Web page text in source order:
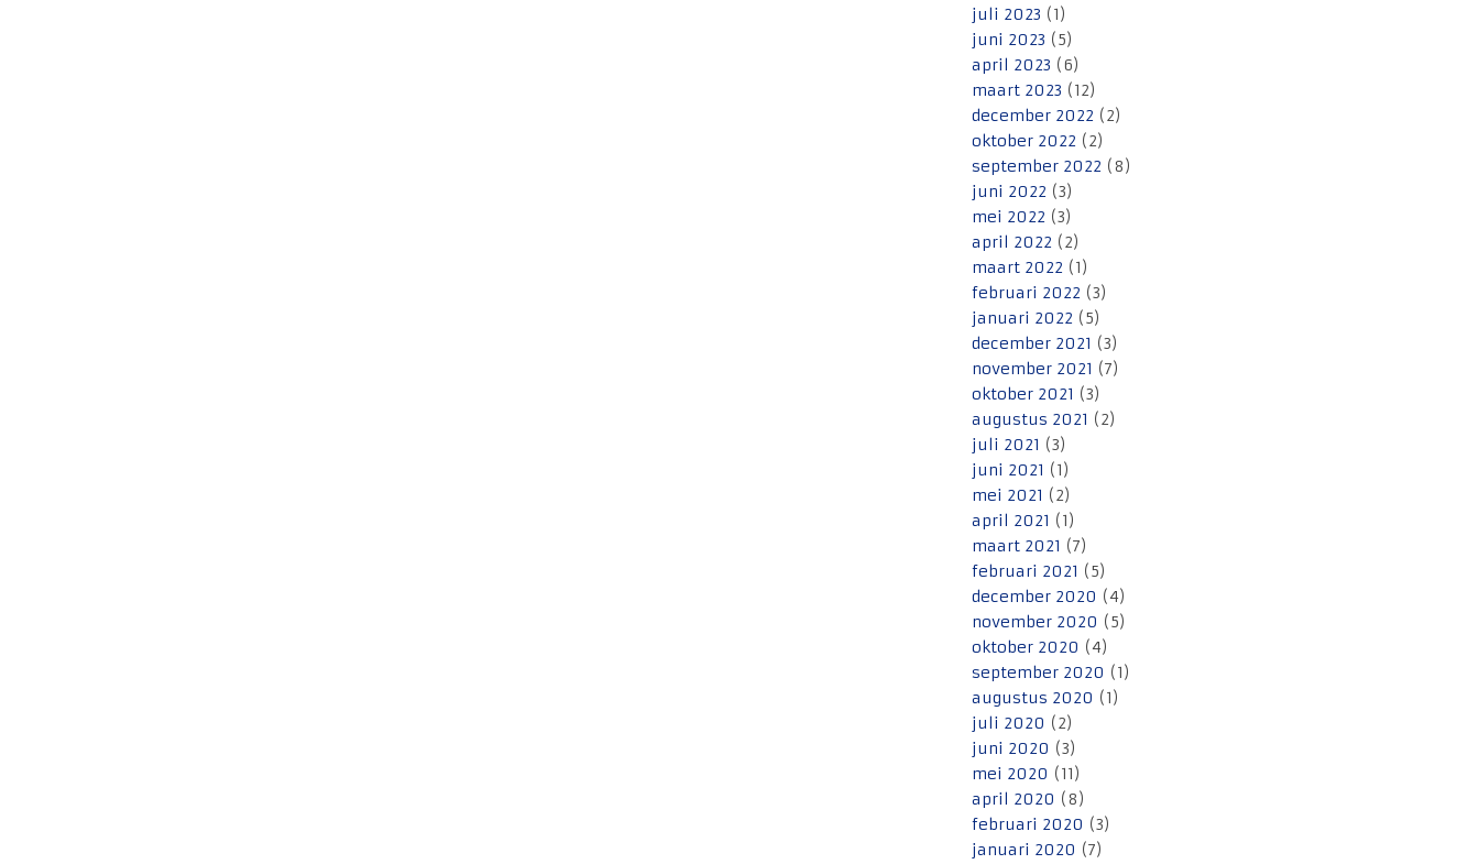
juli 2023 (1)
juni 2023 (5)
april 2023 (6)
maart 2023 (12)
december 2022 (2)
oktober 2022 (2)
september 2022 (8)
juni 2022 (3)
mei 2022 (3)
april 2022 (2)
maart 2022 (1)
februari 2022 (3)
januari 2022 (5)
december 2021 (3)
november 2021 (7)
oktober 2021 (3)
augustus 2021 (2)
juli 2021 (3)
juni 2021 (1)
mei 2021 (2)
april 2021 (1)
maart 2021 (7)
februari 2021 (5)
december 2020 (4)
november 2020 (5)
oktober 2020 (4)
september 2020 (1)
augustus 2020 (1)
juli 2020 (2)
juni 2020 (3)
mei 2020 (11)
april 2020 (8)
februari 2020 (3)
januari 2020 (7)